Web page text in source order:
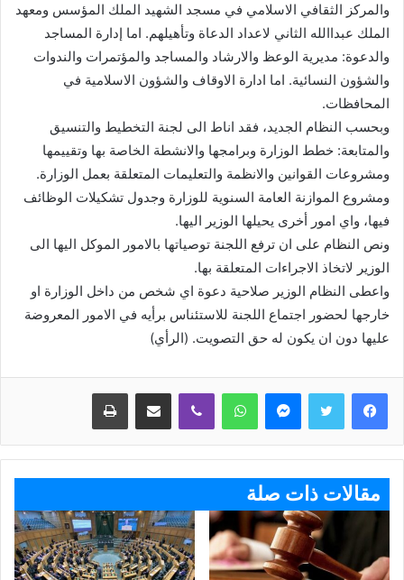
والمركز الثقافي الاسلامي في مسجد الشهيد الملك المؤسس ومعهد
الملك عبداالله الثاني لاعداد الدعاة وتأهيلهم. اما إدارة المساجد
والدعوة: مديرية الوعظ والارشاد والمساجد والمؤتمرات والندوات
والشؤون النسائية. اما ادارة الاوقاف والشؤون الاسلامية في
المحافظات.
وبحسب النظام الجديد، فقد اناط الى لجنة التخطيط والتنسيق
والمتابعة: خطط الوزارة وبرامجها والانشطة الخاصة بها وتقييمها
ومشروعات القوانين والانظمة والتعليمات المتعلقة بعمل الوزارة.
ومشروع الموازنة العامة السنوية للوزارة وجدول تشكيلات الوظائف
فيها، واي امور أخرى يحيلها الوزير اليها.
ونص النظام على ان ترفع اللجنة توصياتها بالامور الموكل اليها الى
الوزير لاتخاذ الاجراءات المتعلقة بها.
واعطى النظام الوزير صلاحية دعوة اي شخص من داخل الوزارة او
خارجها لحضور اجتماع اللجنة للاستئناس برأيه في الامور المعروضة
عليها دون ان يكون له حق التصويت. (الرأي)
ماسنجر واتساب ڤايبر مشاركة عبر البريد طباعة
مقالات ذات صلة